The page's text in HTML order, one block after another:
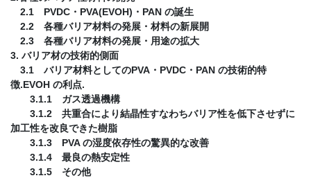
2.1 PVDC・PVA(EVOH)・PAN の誕生
2.2 各種バリア材料の発展・材料の新展開
2.3 各種バリア材料の発展・用途の拡大
3. バリア材の技術的側面
3.1 バリア材料としてのPVA・PVDC・PAN の技術的特
徴.EVOH の利点.
3.1.1 ガス透過機構
3.1.2 共重合により結晶性すなわちバリア性を低下させずに
加工性を改良できた樹脂
3.1.3 PVA の湿度依存性の驚異的な改善
3.1.4 最良の熱安定性
3.1.5 その他